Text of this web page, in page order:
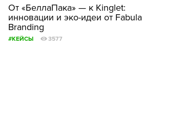
От «БеллаПака» — к Kinglet:
инновации и эко-идеи от Fabula
Branding
#КЕЙСЫ 3577